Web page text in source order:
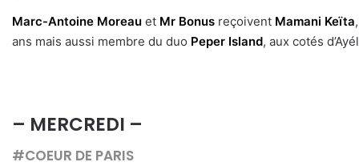
Marc-Antoine Moreau et Mr Bonus reçoivent Mamani Keïta
ans mais aussi membre du duo Peper Island, aux cotés
– MERCREDI –
#COEUR DE PARIS